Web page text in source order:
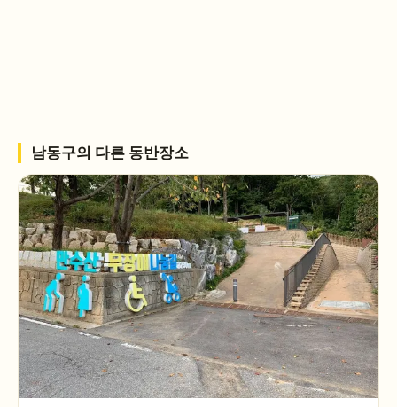
남동구의 다른 동반장소